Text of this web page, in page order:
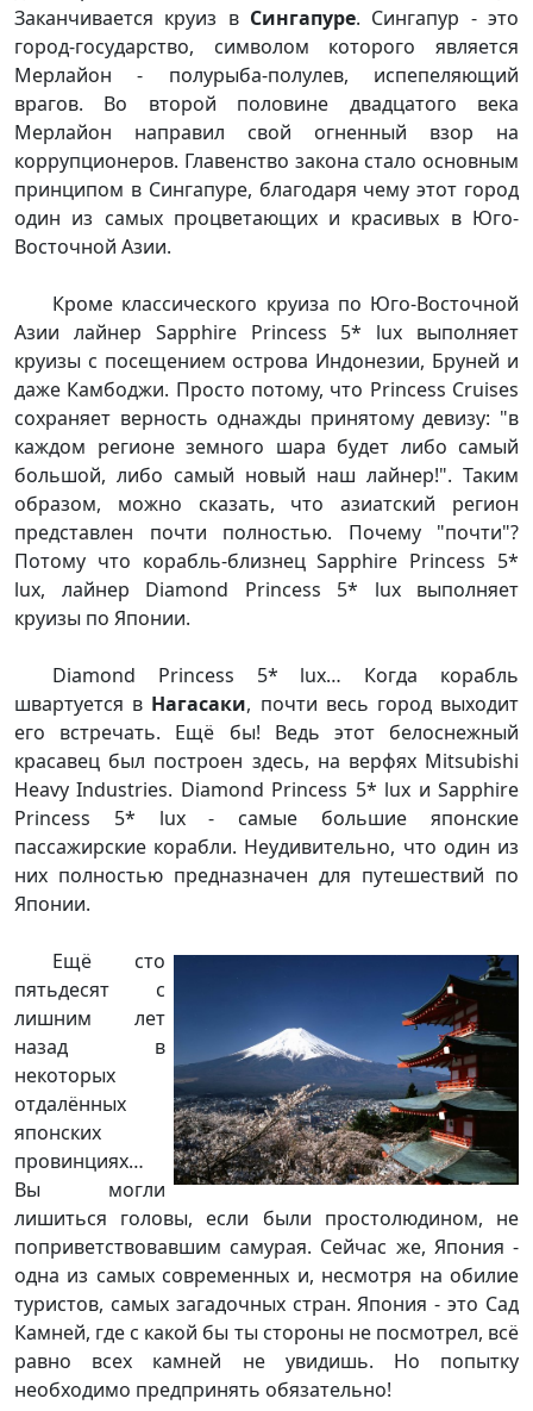
Заканчивается круиз в Сингапуре. Сингапур - это
город-государство, символом которого является
Мерлайон - полурыба-полулев, испепеляющий
врагов. Во второй половине двадцатого века
Мерлайон направил свой огненный взор на
коррупционеров. Главенство закона стало основным
принципом в Сингапуре, благодаря чему этот город
один из самых процветающих и красивых в Юго-
Восточной Азии.
Кроме классического круиза по Юго-Восточной
Азии лайнер Sapphire Princess 5* lux выполняет
круизы с посещением острова Индонезии, Бруней и
даже Камбоджи. Просто потому, что Princess Cruises
сохраняет верность однажды принятому девизу: "в
каждом регионе земного шара будет либо самый
большой, либо самый новый наш лайнер!". Таким
образом, можно сказать, что азиатский регион
представлен почти полностью. Почему "почти"?
Потому что корабль-близнец Sapphire Princess 5*
lux, лайнер Diamond Princess 5* lux выполняет
круизы по Японии.
Diamond Princess 5* lux… Когда корабль
швартуется в Нагасаки, почти весь город выходит
его встречать. Ещё бы! Ведь этот белоснежный
красавец был построен здесь, на верфях Mitsubishi
Heavy Industries. Diamond Princess 5* lux и Sapphire
Princess 5* lux - самые большие японские
пассажирские корабли. Неудивительно, что один из
них полностью предназначен для путешествий по
Японии.
Ещё сто
пятьдесят с
лишним лет
назад в
некоторых
отдалённых
японских
провинциях…
Вы могли
лишиться головы, если были простолюдином, не
поприветствовавшим самурая. Сейчас же, Япония -
одна из самых современных и, несмотря на обилие
туристов, самых загадочных стран. Япония - это Сад
Камней, где с какой бы ты стороны не посмотрел, всё
равно всех камней не увидишь. Но попытку
необходимо предпринять обязательно!